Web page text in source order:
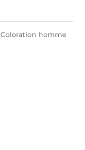
Coloration homme